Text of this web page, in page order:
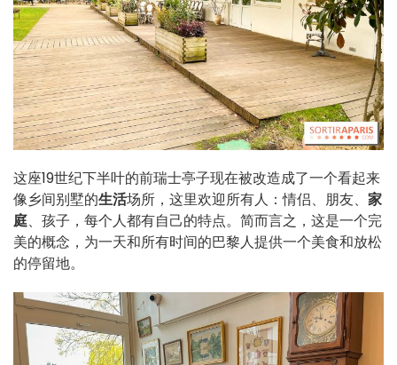
这座19世纪下半叶的前瑞士亭子现在被改造成了一个看起来
像乡间别墅的生活场所，这里欢迎所有人：情侣、朋友、 家
庭、孩子，每个人都有自己的特点。简而言之，这是一个完
美的概念，为一天和所有时间的巴黎人提供一个美食和放松
的停留地。